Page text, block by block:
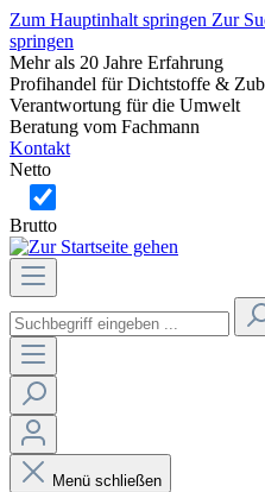
Zum Hauptinhalt springen Zur
springen
Mehr als 20 Jahre Erfahrung
Profihandel für Dichtstoffe &
Verantwortung für die Umwelt
Beratung vom Fachmann
Kontakt
Netto
Brutto
Menü schließen